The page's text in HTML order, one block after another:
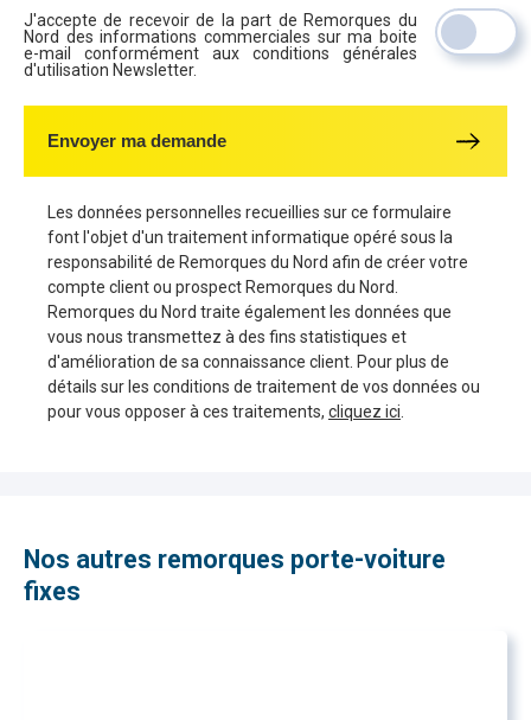
J'accepte de recevoir de la part de Remorques du
Nord des informations commerciales sur ma boite
e-mail conformément aux conditions générales
d'utilisation Newsletter.
Envoyer ma demande
Les données personnelles recueillies sur ce formulaire
font l'objet d'un traitement informatique opéré sous la
responsabilité de Remorques du Nord afin de créer votre
compte client ou prospect Remorques du Nord.
Remorques du Nord traite également les données que
vous nous transmettez à des fins statistiques et
d'amélioration de sa connaissance client. Pour plus de
détails sur les conditions de traitement de vos données ou
pour vous opposer à ces traitements, cliquez ici
Nos autres remorques porte-voiture
fixes